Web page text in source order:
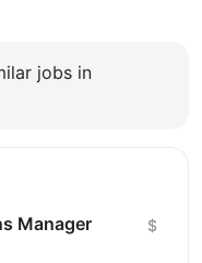
jobs in
Manager $